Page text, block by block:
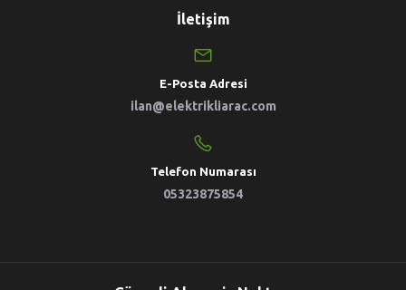
İletişim
E-Posta Adresi
ilan@elektrikliarac.com
Telefon Numarası
05323875854